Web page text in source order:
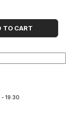
TO CART
19:30